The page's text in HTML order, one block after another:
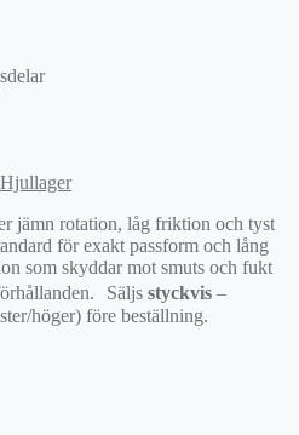
Hjullager
jämn rotation, låg friktion och tyst
för exakt passform och lång
som skyddar mot smuts och fukt
Säljs styckvis –
höger) före beställning.